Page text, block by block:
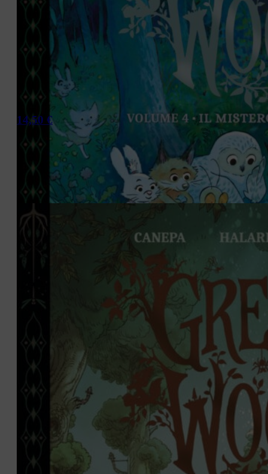
14,50 €